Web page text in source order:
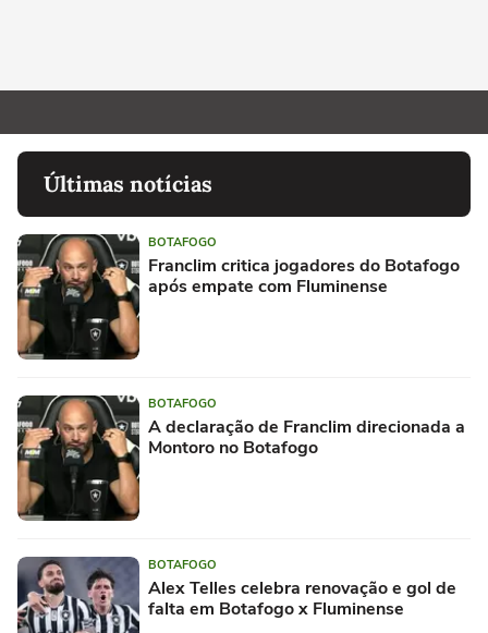
Últimas notícias
BOTAFOGO
Franclim critica jogadores do Botafogo
após empate com Fluminense
BOTAFOGO
A declaração de Franclim direcionada a
Montoro no Botafogo
BOTAFOGO
Alex Telles celebra renovação e gol de
falta em Botafogo x Fluminense